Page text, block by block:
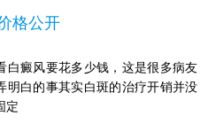
格公开
白癜风要花多少钱，这是很多病友
明白的事其实白斑的治疗开销并没
定